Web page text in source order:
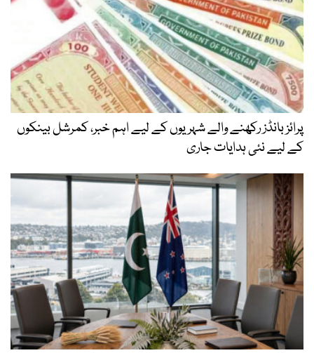
پرائز بانڈز رکھنے والے شہریوں کے لیے اہم خبر، کمرشل بینکوں
کے لیے نئی ہدایات جاری